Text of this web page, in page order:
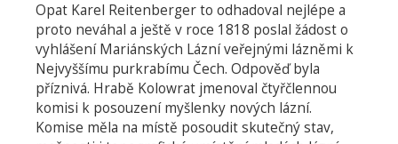
Opat Karel Reitenberger to odhadoval nejlépe a
proto neváhal a ještě v roce 1818 poslal žádost o
vyhlášení Mariánských Lázní veřejnými lázněmi k
Nejvyššímu purkrabímu Čech. Odpověď byla
příznivá. Hrabě Kolowrat jmenoval čtyřčlennou
komisi k posouzení myšlenky nových lázní.
Komise měla na místě posoudit skutečný stav,